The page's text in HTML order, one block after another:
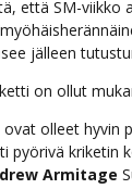
että SM-viikko
jälleen
on ollut
olleet hyvin
pyörivä
Armitage